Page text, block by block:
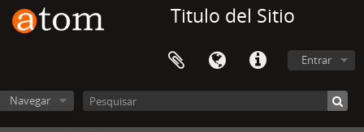
Titulo del Sitio
Entrar
Navegar